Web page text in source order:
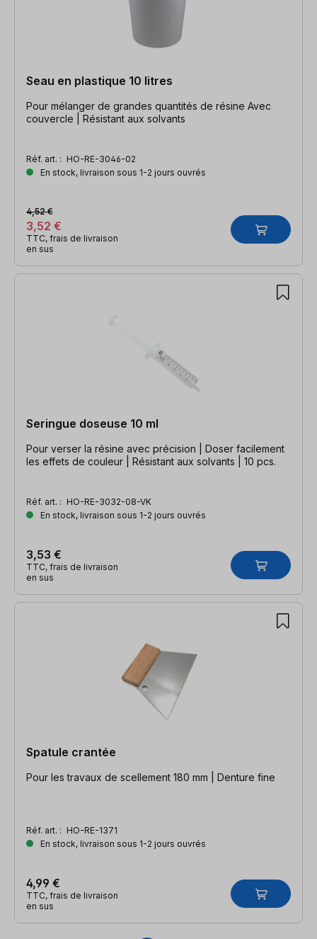
Seau en plastique 10 litres
Pour mélanger de grandes quantités de résine Avec
couvercle | Résistant aux solvants
Réf. art. : HO-RE-3046-02
En stock, livraison sous 1-2 jours ouvrés
3,52 €
4,52 €
TTC, frais de livraison
en sus
Seringue doseuse 10 ml
Pour verser la résine avec précision | Doser facilement
les effets de couleur | Résistant aux solvants | 10 pcs.
Réf. art. : HO-RE-3032-08-VK
En stock, livraison sous 1-2 jours ouvrés
3,53 €
TTC, frais de livraison
en sus
Spatule crantée
Pour les travaux de scellement 180 mm | Denture fine
Réf. art. : HO-RE-1371
En stock, livraison sous 1-2 jours ouvrés
4,99 €
TTC, frais de livraison
en sus